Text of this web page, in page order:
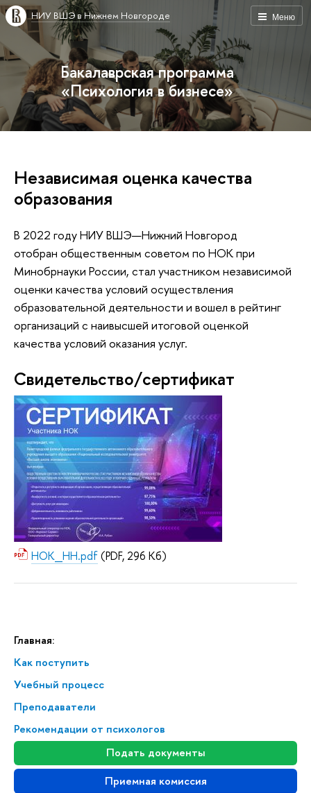
Меню
НИУ ВШЭ в Нижнем Новгороде
Бакалаврская программа
«Психология в бизнесе»
Главная:
Как поступить
Учебный процесс
Преподаватели
Рекомендации от психологов
Подать документы
Приемная комиссия
Независимая оценка качества
образования
В 2022 году НИУ ВШЭ—Нижний Новгород
отобран общественным советом по НОК при
Минобрнауки России, стал участником независимой
оценки качества условий осуществления
образовательной деятельности и вошел в рейтинг
организаций с наивысшей итоговой оценкой
качества условий оказания услуг.
Свидетельство/сертификат
НОК_НН.pdf(PDF, 296 Кб)